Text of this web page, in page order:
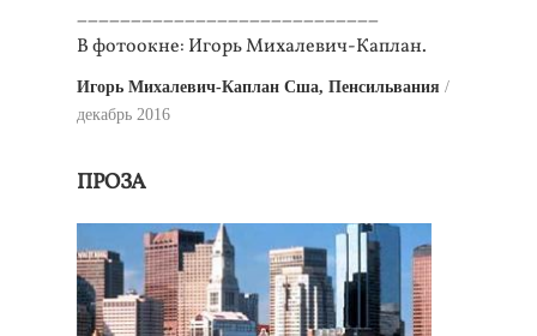
____________________________
В фотоокне: Игорь Михалевич-Каплан.
Игорь Михалевич-Каплан Сша, Пенсильвания
декабрь 2016
ПРОЗА